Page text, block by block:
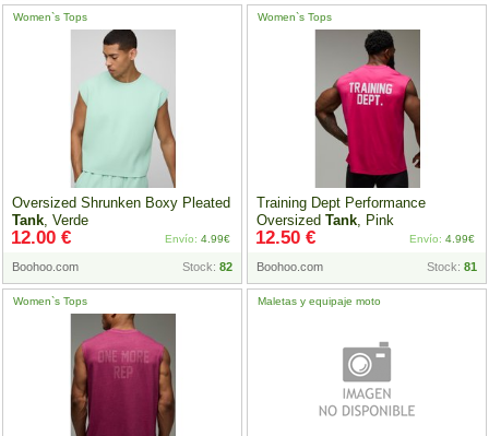
Oversized Shrunken Boxy Pleated
Tank, Verde
Women`s Tops
Boohoo.com Stock: 82
12.00 € Envío: 4.99€
Training Dept Performance
Oversized Tank, Pink
Women`s Tops
Boohoo.com Stock: 81
12.50 € Envío: 4.99€
Women`s Tops Maletas y equipaje moto